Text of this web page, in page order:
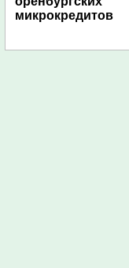
микрокредитов